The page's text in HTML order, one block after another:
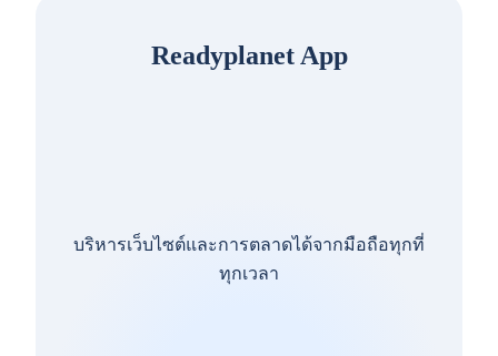
Readyplanet App
บริหารเว็บไซต์และการตลาดได้จากมือถือทุกที่
ทุกเวลา